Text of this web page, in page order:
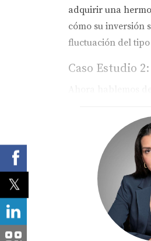
adquirir una
cómo su inversión
fluctuación del
Caso Estudio
cambiario, su
un potencial
incluso en
Caso Estudio
Por último,
no está tan
las tasas de